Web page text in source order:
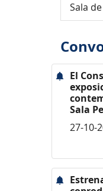
Sala
El
Sala
27-10-